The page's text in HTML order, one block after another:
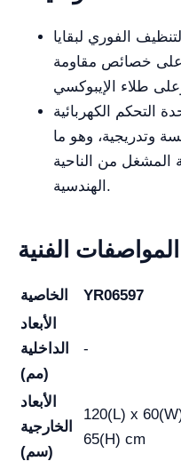
الفوري لبقايا
خصائص مقاومة
التحكم الكهربائية
وتدريجية، وهو ما
المشغل من الناحية
الهندسية.
المواصفات الفنية
الخاصية YR06597
الأبعاد
الداخلية
(مم)
-
الأبعاد
الخارجية
(سم)
120(L) x
65(H) cm